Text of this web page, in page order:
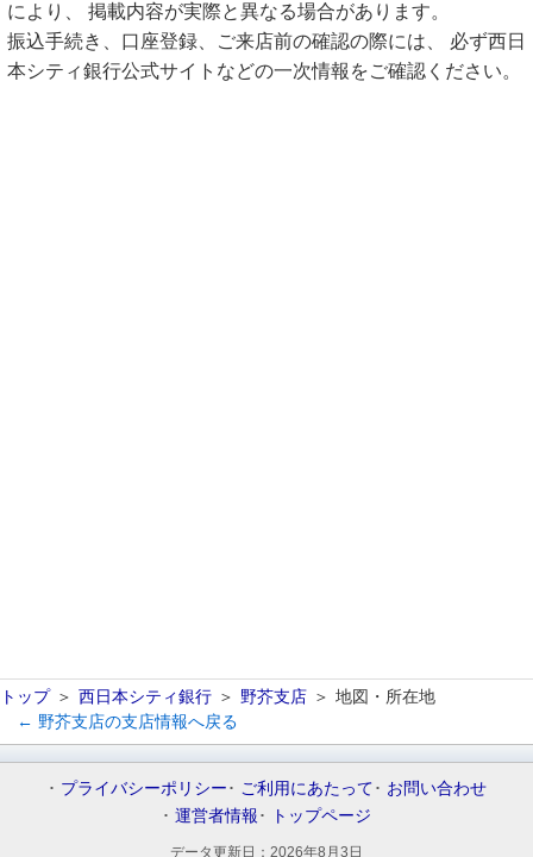
により、 掲載内容が実際と異なる場合があります。
振込手続き、口座登録、ご来店前の確認の際には、 必ず西日
本シティ銀行公式サイトなどの一次情報をご確認ください。
トップ 西日本シティ銀行 野芥支店
地図・所在地
← 野芥支店の支店情報へ戻る
プライバシーポリシー ご利用にあたって
お問い合わせ
運営者情報
トップページ
データ更新日： 2026年8月3日